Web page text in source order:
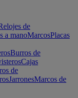
de
a manoMarcosPlacas
Burros de
Cajas
de
JarronesMarcos de